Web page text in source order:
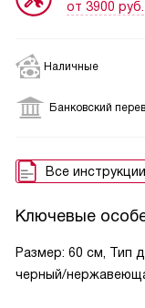
от 3900 руб.
Наличные
Банковский
Все инструкции
Ключевые
Размер: 60 см, Тип
черный/